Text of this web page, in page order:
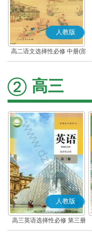
人教版
高二语文选择性必修 中册(部
编版)
高三
人教版
高三英语选择性必修 第三册